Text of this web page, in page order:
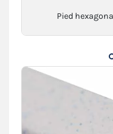
Pied